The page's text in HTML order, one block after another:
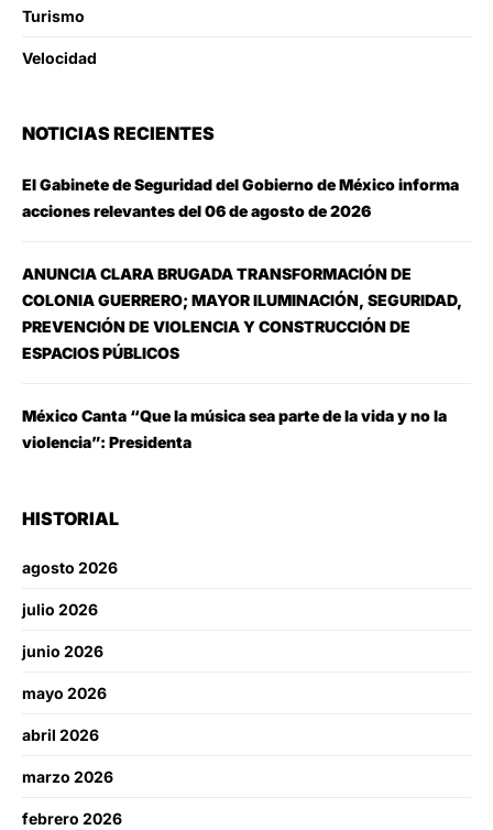
Turismo
Velocidad
NOTICIAS RECIENTES
El Gabinete de Seguridad del Gobierno de México informa
acciones relevantes del 06 de agosto de 2026
ANUNCIA CLARA BRUGADA TRANSFORMACIÓN DE
COLONIA GUERRERO; MAYOR ILUMINACIÓN, SEGURIDAD,
PREVENCIÓN DE VIOLENCIA Y CONSTRUCCIÓN DE
ESPACIOS PÚBLICOS
México Canta “Que la música sea parte de la vida y no la
violencia”: Presidenta
HISTORIAL
agosto 2026
julio 2026
junio 2026
mayo 2026
abril 2026
marzo 2026
febrero 2026